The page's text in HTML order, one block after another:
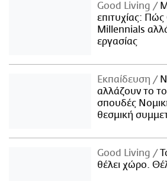
Good Living
επιτυχίας: Πώς
Millennials
εργασίας
Εκπαίδευση
αλλάζουν το
σπουδές
θεσμική
Good Living
θέλει χώρο.